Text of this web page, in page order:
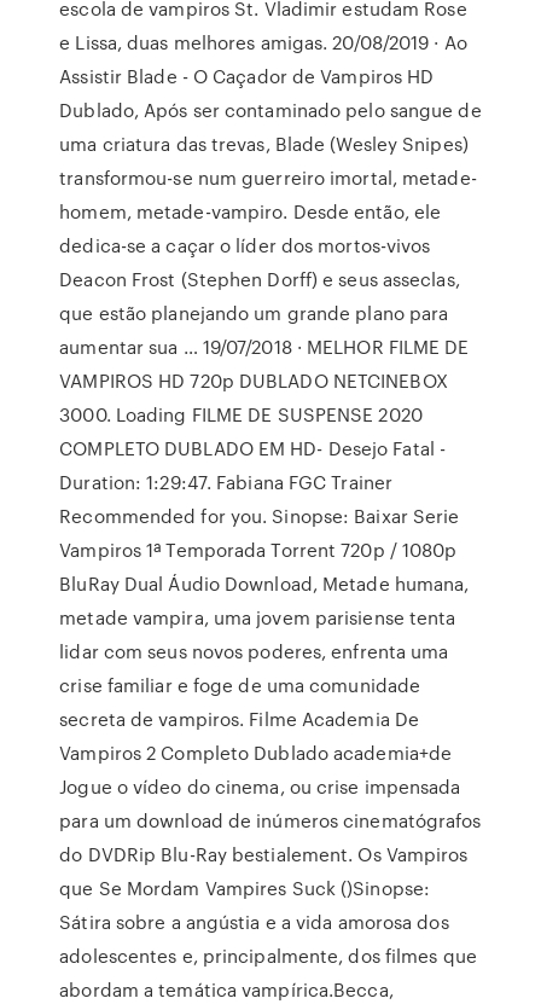
escola de vampiros St. Vladimir estudam Rose
e Lissa, duas melhores amigas. 20/08/2019 · Ao
Assistir Blade - O Caçador de Vampiros HD
Dublado, Após ser contaminado pelo sangue de
uma criatura das trevas, Blade (Wesley Snipes)
transformou-se num guerreiro imortal, metade-
homem, metade-vampiro. Desde então, ele
dedica-se a caçar o líder dos mortos-vivos
Deacon Frost (Stephen Dorff) e seus asseclas,
que estão planejando um grande plano para
aumentar sua … 19/07/2018 · MELHOR FILME DE
VAMPIROS HD 720p DUBLADO NETCINEBOX
3000. Loading FILME DE SUSPENSE 2020
COMPLETO DUBLADO EM HD- Desejo Fatal -
Duration: 1:29:47. Fabiana FGC Trainer
Recommended for you. Sinopse: Baixar Serie
Vampiros 1ª Temporada Torrent 720p / 1080p
BluRay Dual Áudio Download, Metade humana,
metade vampira, uma jovem parisiense tenta
lidar com seus novos poderes, enfrenta uma
crise familiar e foge de uma comunidade
secreta de vampiros. Filme Academia De
Vampiros 2 Completo Dublado academia+de
Jogue o vídeo do cinema, ou crise impensada
para um download de inúmeros cinematógrafos
do DVDRip Blu-Ray bestialement. Os Vampiros
que Se Mordam Vampires Suck ()Sinopse:
Sátira sobre a angústia e a vida amorosa dos
adolescentes e, principalmente, dos filmes que
abordam a temática vampírica.Becca,